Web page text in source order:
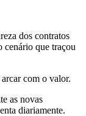
dos contratos
cenário que traçou
com o valor.
as novas
diariamente.